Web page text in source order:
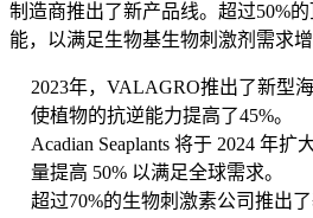
制造商推出了新产品线。超过50%
能，以满足生物基生物刺激剂需求增
2023年，VALAGRO推出了新型
使植物的抗逆能力提高了45%。
Acadian Seaplants 将于 2024 年
量提高 50% 以满足全球需求。
超过70%的生物刺激素公司推出